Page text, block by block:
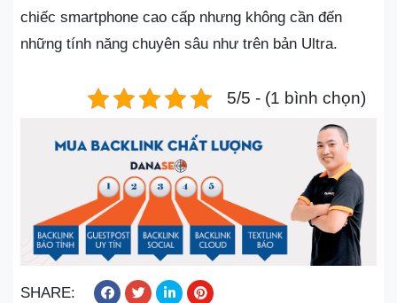
chiếc smartphone cao cấp nhưng không cần đến
những tính năng chuyên sâu như trên bản Ultra.
5/5 - (1 bình chọn)
SHARE: